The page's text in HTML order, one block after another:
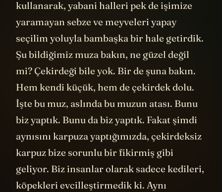
kullanarak, yabani halleri pek de işimize
yaramayan sebze ve meyveleri yapay
seçilim yoluyla bambaşka bir hale getirdik.
Şu bildiğimiz muza bakın, ne güzel değil
mi? Çekirdeği bile yok. Bir de şuna bakın.
Hem kendi küçük, hem de çekirdek dolu.
İşte bu muz, aslında bu muzun atası. Bunu
biz yaptık. Bunu da biz yaptık. Fakat şimdi
aynısını karpuza yaptığımızda, çekirdeksiz
karpuz bize sorunlu bir fikirmiş gibi
geliyor. Biz insanlar olarak sadece kedileri,
köpekleri evcilleştirmedik ki. Aynı